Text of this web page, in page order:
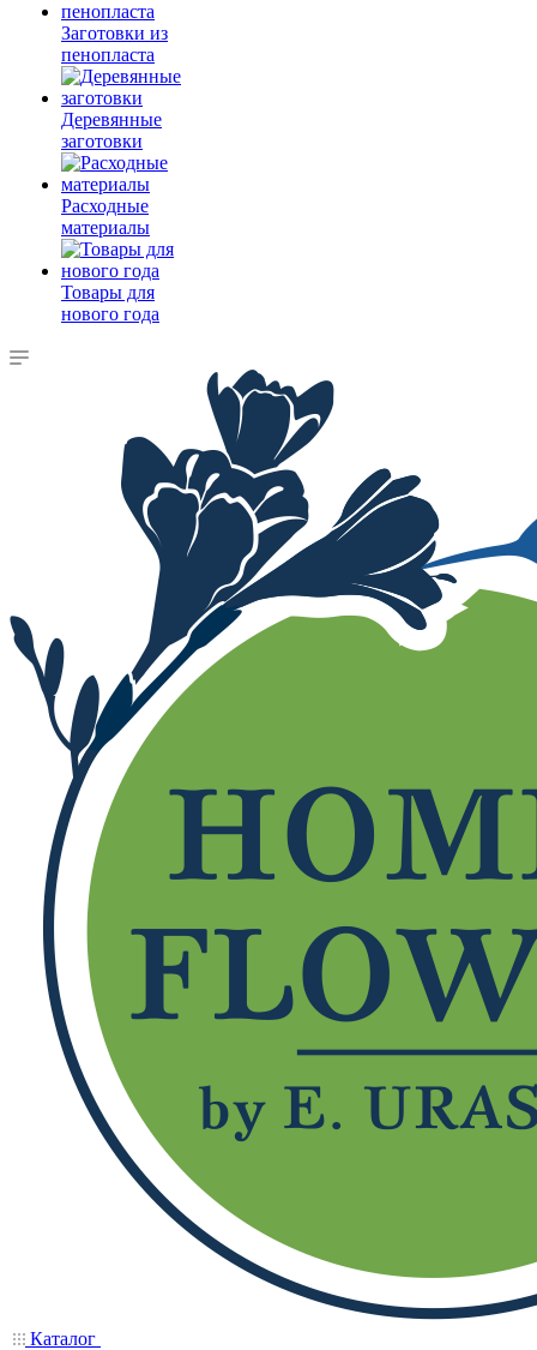
Заготовки из
пенопласта
Деревянные
заготовки
Расходные
материалы
Товары для
нового года
Каталог